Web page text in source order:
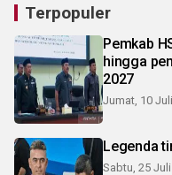
Terpopuler
Pemkab
hingga
2027
Jumat, 10
Legenda
Sabtu, 25